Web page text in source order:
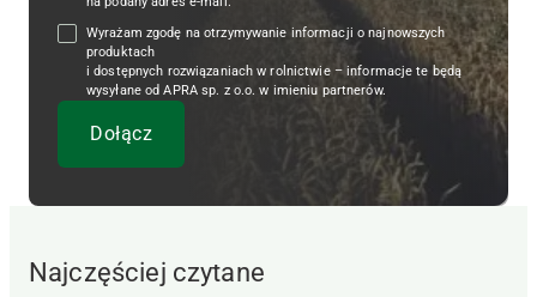
Wyrażam zgodę na otrzymywanie informacji o najnowszych
produktach
i dostępnych rozwiązaniach w rolnictwie – informacje te będą
wysyłane od APRA sp. z o.o. w imieniu partnerów.
Najczęściej czytane